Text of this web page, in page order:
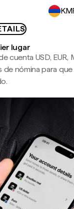
lugar
cuenta USD, EUR,
de nómina para